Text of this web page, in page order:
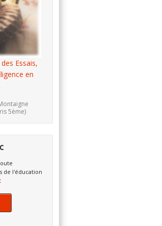
Essais,
en
5ème)
de l'éducation